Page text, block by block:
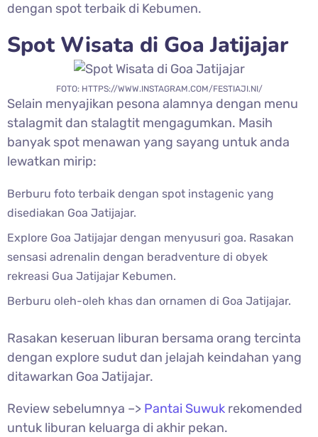
dengan spot terbaik di Kebumen.
Spot Wisata di Goa Jatijajar
FOTO: HTTPS://WWW.INSTAGRAM.COM/FESTIAJI.NI/
Selain menyajikan pesona alamnya dengan menu
stalagmit dan stalagtit mengagumkan. Masih
banyak spot menawan yang sayang untuk anda
lewatkan mirip:
Berburu foto terbaik dengan spot instagenic yang
disediakan Goa Jatijajar.
Explore Goa Jatijajar dengan menyusuri goa. Rasakan
sensasi adrenalin dengan beradventure di obyek
rekreasi Gua Jatijajar Kebumen.
Berburu oleh-oleh khas dan ornamen di Goa Jatijajar.
Rasakan keseruan liburan bersama orang tercinta
dengan explore sudut dan jelajah keindahan yang
ditawarkan Goa Jatijajar.
Review sebelumnya –> Pantai Suwuk rekomended
untuk liburan keluarga di akhir pekan.